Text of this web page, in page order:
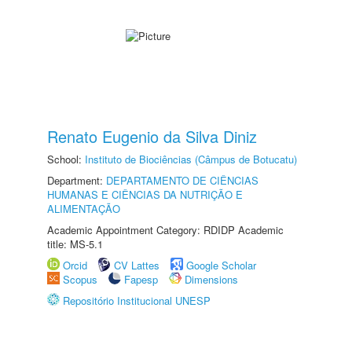
Renato Eugenio da Silva Diniz
School: Instituto de Biociências (Câmpus de Botucatu)
Department: DEPARTAMENTO DE CIÊNCIAS
HUMANAS E CIÊNCIAS DA NUTRIÇÃO E
ALIMENTAÇÃO
Academic Appointment Category: RDIDP Academic
title: MS-5.1
Orcid
CV Lattes
Google Scholar
Scopus
Fapesp
Dimensions
Repositório Institucional UNESP